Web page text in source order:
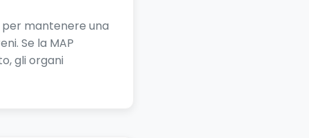
mantenere una
Se la MAP
gli organi